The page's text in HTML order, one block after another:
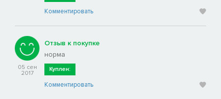
Комментировать
05 сен
2017
Отзыв к покупке
норма
Куплен:
Комментировать